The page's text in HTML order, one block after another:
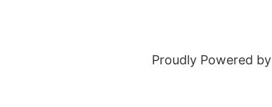
Proudly Powered by